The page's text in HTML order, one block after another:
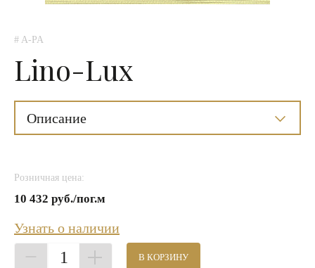
# A-PA
Lino-Lux
Описание
Розничная цена:
10 432 руб./пог.м
Узнать о наличии
1 В КОРЗИНУ